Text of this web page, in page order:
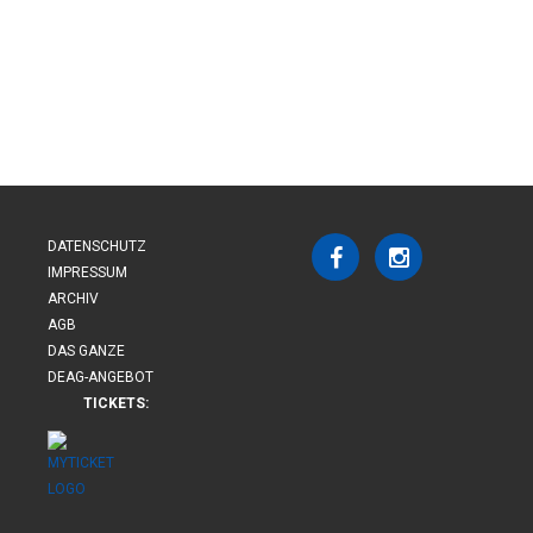
DATENSCHUTZ
IMPRESSUM
ARCHIV
AGB
DAS GANZE
DEAG-ANGEBOT
TICKETS: